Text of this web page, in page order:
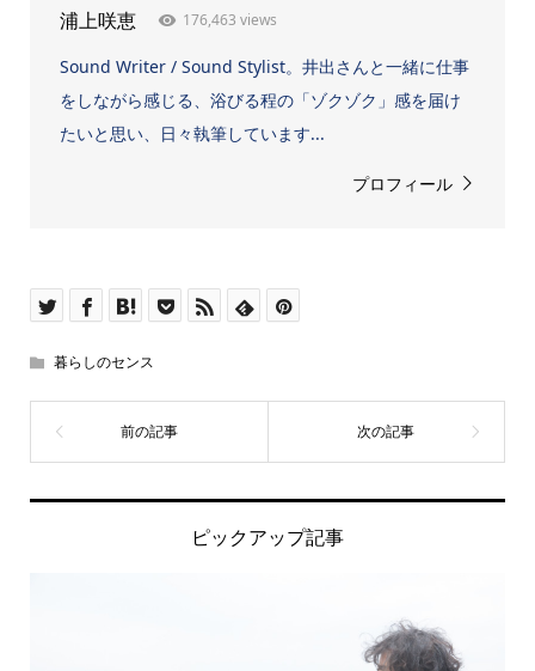
浦上咲恵 176,463 views
Sound Writer / Sound Stylist。井出さんと一緒に仕事
をしながら感じる、浴びる程の「ゾクゾク」感を届け
たいと思い、日々執筆しています...
プロフィール
暮らしのセンス
ピックアップ記事